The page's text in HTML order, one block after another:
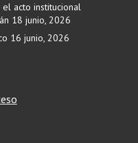
acto institucional
18 junio, 2026
16 junio, 2026